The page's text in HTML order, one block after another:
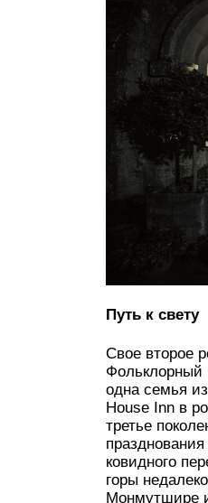
Путь к свету
Свое второе
Фольклорный
одна семья
House Inn в
третье
ковидного
горы
Монмутшире